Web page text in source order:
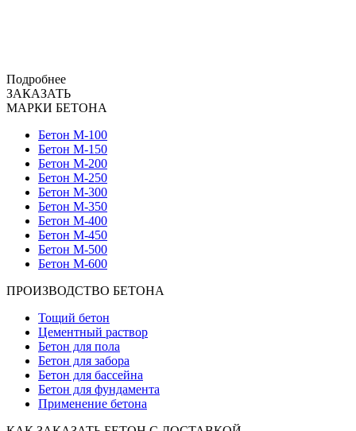
Подробнее
ЗАКАЗАТЬ
МАРКИ БЕТОНА
Бетон М-100
Бетон М-150
Бетон М-200
Бетон М-250
Бетон М-300
Бетон М-350
Бетон М-400
Бетон М-450
Бетон М-500
Бетон М-600
ПРОИЗВОДСТВО БЕТОНА
Тощий бетон
Цементный раствор
Бетон для пола
Бетон для забора
Бетон для бассейна
Бетон для фундамента
Применение бетона